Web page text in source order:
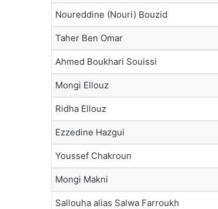
Noureddine (Nouri) Bouzid
Taher Ben Omar
Ahmed Boukhari Souissi
Mongi Ellouz
Ridha Ellouz
Ezzedine Hazgui
Youssef Chakroun
Mongi Makni
Sallouha alias Salwa Farroukh